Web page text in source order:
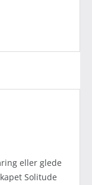
eller glede
Solitude